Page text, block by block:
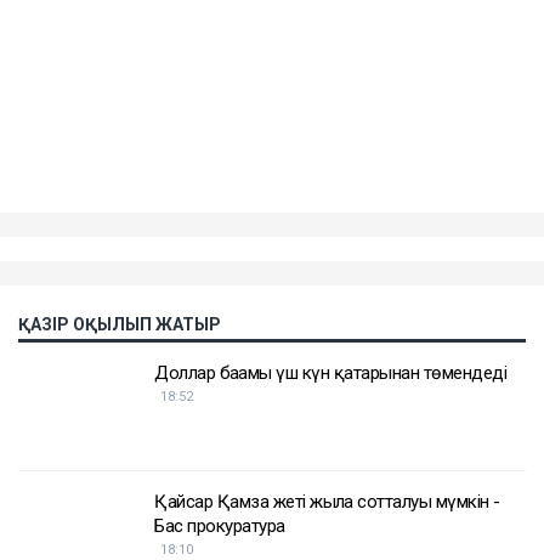
ҚАЗІР ОҚЫЛЫП ЖАТЫР
Доллар бағамы үш күн қатарынан төмендеді
18:52
Қайсар Қамза жеті жылға сотталуы мүмкін -
Бас прокуратура
18:10